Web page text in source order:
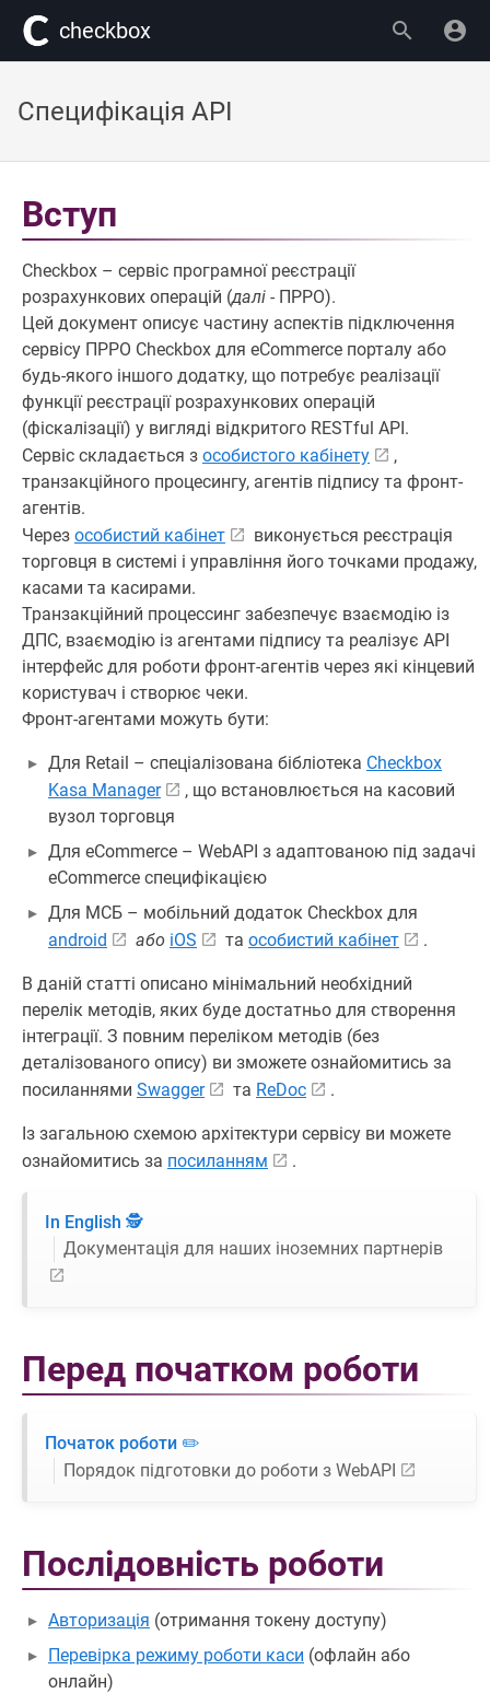
сheckbox
Специфікація API
Вступ
Checkbox – сервіс програмної реєстрації
розрахункових операцій (далі - ПРРО).
Цей документ описує частину аспектів підключення
сервісу ПРРО Checkbox для eCommerce порталу або
будь-якого іншого додатку, що потребує реалізації
функції реєстрації розрахункових операцій
(фіскалізації) у вигляді відкритого RESTful API.
Сервіс складається з особистого кабінету
,
транзакційного процесингу, агентів підпису та фронт-
агентів.
Через особистий кабінет
виконується реєстрація
торговця в системі і управління його точками продажу,
касами та касирами.
Транзакційний процессинг забезпечує взаємодію із
ДПС, взаємодію із агентами підпису та реалізує API
інтерфейс для роботи фронт-агентів через які кінцевий
користувач і створює чеки.
Фронт-агентами можуть бути:
Для Retail – спеціалізована бібліотека Checkbox
Kasa Manager
, що встановлюється на касовий
вузол торговця
Для eCommerce – WebAPI з адаптованою під задачі
eCommerce специфікацією
Для МСБ – мобільний додаток Checkbox для
android
або iOS та особистий кабінет .
В даній статті описано мінімальний необхідний
перелік методів, яких буде достатньо для створення
інтеграції. З повним переліком методів (без
деталізованого опису) ви зможете ознайомитись за
посиланнями Swagger та ReDoc .
Із загальною схемою архітектури сервісу ви можете
ознайомитись за посиланням .
In English 🕵️
Документація для наших іноземних партнерів
Перед початком роботи
Початок роботи ✏️
Порядок підготовки до роботи з WebAPI
Послідовніcть роботи
Авторизація (отримання токену доступу)
Перевірка режиму роботи каси (офлайн або
онлайн)